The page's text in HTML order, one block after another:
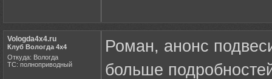
Vologda4x4.ru
Клуб Вологда 4х4
Откуда: Вологда
ТС: полноприводный
Роман, анонс
больше